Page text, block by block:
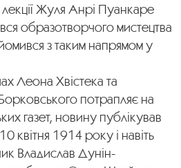
лекції Жуля Анрі Пуанкаре
образотворчого мистецтва
з таким напрямом у
Леона Хвістека та
потрапляє на
газет, новину публікував
квітня 1914 року і навіть
Владислав Дунін-